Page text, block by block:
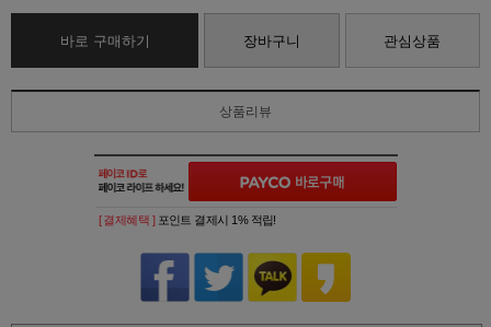
바로 구매하기 장바구니 관심상품
상품리뷰
[ 결제혜택 ] 포인트 결제시 1% 적립!